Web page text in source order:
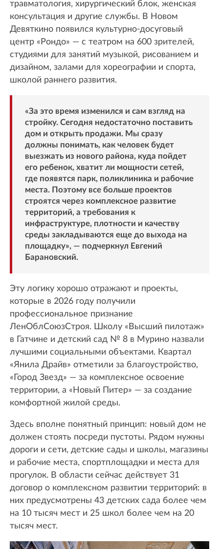
травматология, хирургический блок, женская
консультация и другие службы. В Новом
Девяткино появился культурно-досуговый
центр «Рондо» — с театром на 600 зрителей,
студиями для занятий музыкой, рисованием и
дизайном, залами для хореографии и спорта,
школой раннего развития.
«За это время изменился и сам взгляд на
стройку. Сегодня недостаточно поставить
дом и открыть продажи. Мы сразу
должны понимать, как человек будет
выезжать из нового района, куда пойдет
его ребенок, хватит ли мощности сетей,
где появятся парк, поликлиника и рабочие
места. Поэтому все больше проектов
строятся через комплексное развитие
территорий, а требования к
инфраструктуре, плотности и качеству
среды закладываются еще до выхода на
площадку», — подчеркнул Евгений
Барановский.
Эту логику хорошо отражают и проекты,
которые в 2026 году получили
профессиональное признание
ЛенОблСоюзСтроя. Школу «Высший пилотаж»
в Гатчине и детский сад № 8 в Мурино назвали
лучшими социальными объектами. Квартал
«Янила Драйв» отметили за благоустройство,
«Город Звезд» — за комплексное освоение
территории, а «Новый Питер» — за создание
комфортной жилой среды.
Здесь вполне понятный принцип: новый дом не
должен стоять посреди пустоты. Рядом нужны
дороги и сети, детские сады и школы, магазины
и рабочие места, спортплощадки и места для
прогулок. В области сейчас действует 31
договор о комплексном развитии территорий: в
них предусмотрены 43 детских сада более чем
на 10 тысяч мест и 25 школ более чем на 20
тысяч мест.